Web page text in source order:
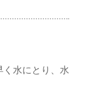
水にとり、水